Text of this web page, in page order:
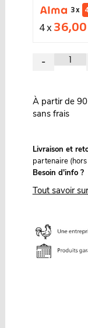
3 x
4 x
-
À partir de
sans frais
Livraison et
partenaire
Besoin d'info ?
Tout savoir